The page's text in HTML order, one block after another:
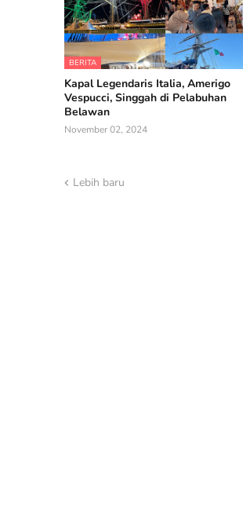
BERITA
Kapal Legendaris Italia, Amerigo
Vespucci, Singgah di Pelabuhan
Belawan
November 02, 2024
Lebih baru